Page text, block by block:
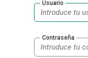
Usuario
Contraseña